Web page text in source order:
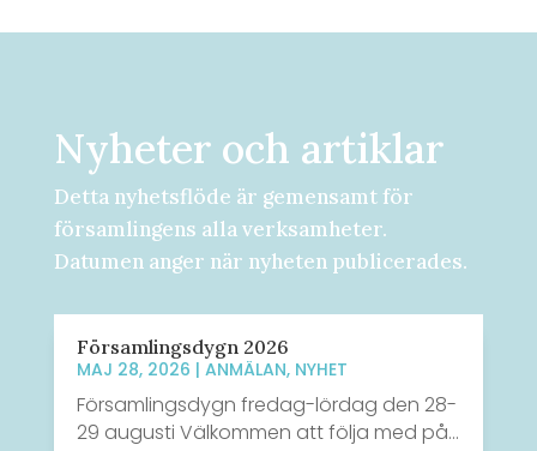
Nyheter och artiklar
Detta nyhetsflöde är gemensamt för
församlingens alla verksamheter.
Datumen anger när nyheten publicerades.
Församlingsdygn 2026
MAJ 28, 2026 | ANMÄLAN, NYHET
Församlingsdygn fredag-lördag den 28-
29 augusti Välkommen att följa med på...